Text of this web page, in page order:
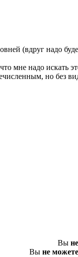
(вдруг надо
мне надо искать
но без
Вы
Вы не можете